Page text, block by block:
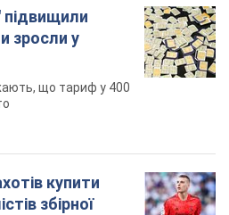
підвищили
зросли у
що тариф у 400
купити
збірної